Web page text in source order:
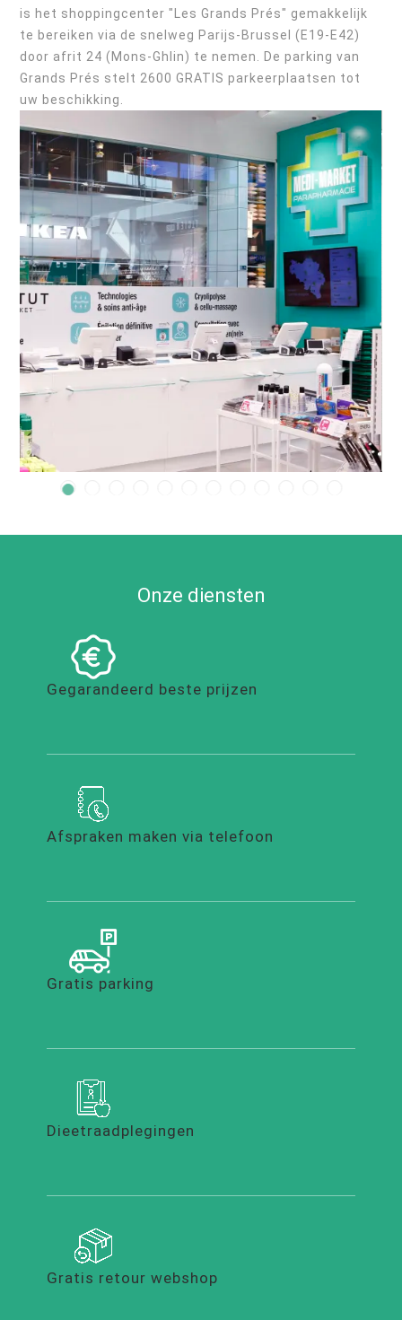
is het shoppingcenter "Les Grands Prés" gemakkelijk
te bereiken via de snelweg Parijs-Brussel (E19-E42)
door afrit 24 (Mons-Ghlin) te nemen. De parking van
Grands Prés stelt 2600 GRATIS parkeerplaatsen tot
uw beschikking.
Onze diensten
Gegarandeerd beste prijzen
Afspraken maken via telefoon
Gratis parking
Dieetraadplegingen
Gratis retour webshop